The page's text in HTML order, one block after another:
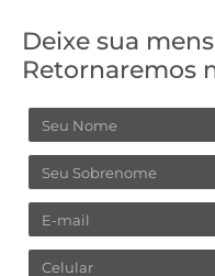
Deixe sua
Retornaremos
Nome
Sobrenome
Email
Celular